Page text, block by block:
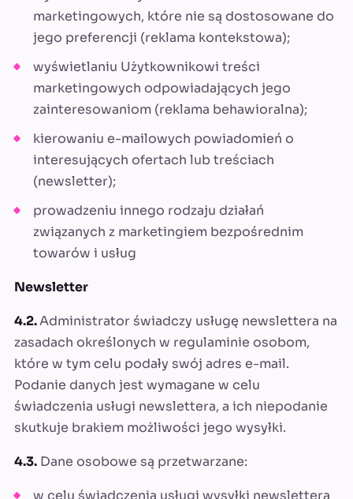
marketingowych, które nie są dostosowane do
jego preferencji (reklama kontekstowa);
wyświetlaniu Użytkownikowi treści
marketingowych odpowiadających jego
zainteresowaniom (reklama behawioralna);
kierowaniu e-mailowych powiadomień o
interesujących ofertach lub treściach
(newsletter);
prowadzeniu innego rodzaju działań
związanych z marketingiem bezpośrednim
towarów i usług
Newsletter
4.2.Administrator świadczy usługę newslettera na
zasadach określonych w regulaminie osobom,
które w tym celu podały swój adres e-mail.
Podanie danych jest wymagane w celu
świadczenia usługi newslettera, a ich niepodanie
skutkuje brakiem możliwości jego wysyłki.
4.3. Dane osobowe są przetwarzane:
w celu świadczenia usługi wysyłki newslettera